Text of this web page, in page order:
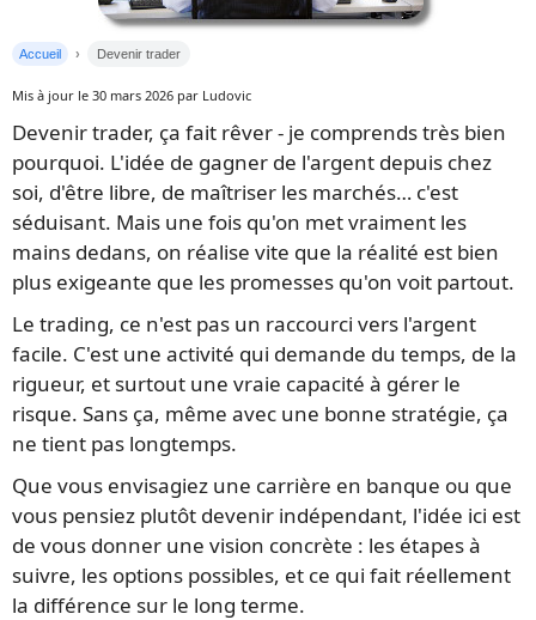
Accueil Devenir trader
Mis à jour le 30 mars 2026 par Ludovic
Devenir trader, ça fait rêver - je comprends très bien
pourquoi. L'idée de gagner de l'argent depuis chez
soi, d'être libre, de maîtriser les marchés… c'est
séduisant. Mais une fois qu'on met vraiment les
mains dedans, on réalise vite que la réalité est bien
plus exigeante que les promesses qu'on voit partout.
Le trading, ce n'est pas un raccourci vers l'argent
facile. C'est une activité qui demande du temps, de la
rigueur, et surtout une vraie capacité à gérer le
risque. Sans ça, même avec une bonne stratégie, ça
ne tient pas longtemps.
Que vous envisagiez une carrière en banque ou que
vous pensiez plutôt devenir indépendant, l'idée ici est
de vous donner une vision concrète : les étapes à
suivre, les options possibles, et ce qui fait réellement
la différence sur le long terme.